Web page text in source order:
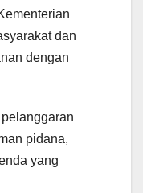
dan
dengan
pidana,
yang